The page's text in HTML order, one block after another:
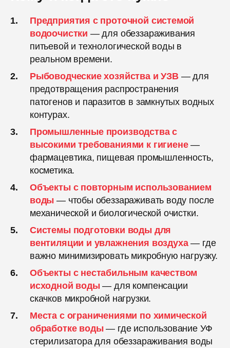
Предприятия с проточной системой
водоочистки — для обеззараживания
питьевой и технологической воды в
реальном времени.
Рыбоводческие хозяйства и УЗВ— для
предотвращения распространения
патогенов и паразитов в замкнутых водных
контурах.
Промышленные производства с
высокими требованиями к гигиене—
фармацевтика, пищевая промышленность,
косметика.
Объекты с повторным использованием
воды — чтобы обеззараживать воду после
механической и биологической очистки.
Системы подготовки воды для
вентиляции и увлажнения воздуха— где
важно минимизировать микробную нагрузку.
Объекты с нестабильным качеством
исходной воды — для компенсации
скачков микробной нагрузки.
Места с ограничениями по химической
обработке воды — где использование УФ
стерилизатора для обеззараживания воды